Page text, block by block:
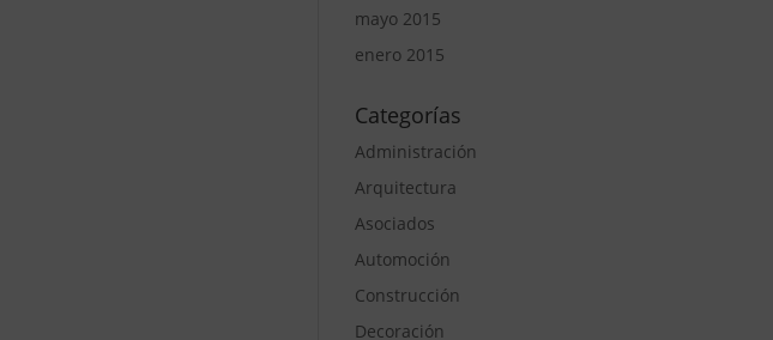
mayo 2015
enero 2015
Categorías
Administración
Arquitectura
Asociados
Automoción
Construcción
Decoración